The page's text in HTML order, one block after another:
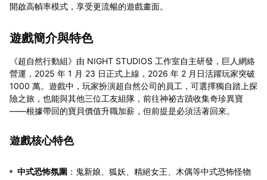
開啟高幀率模式，享受更流暢的遊戲畫面。
遊戲簡介與特色
《超自然行動組》由 NIGHT STUDIOS 工作室自主研發，巨人網絡
營運，2025 年 1 月 23 日正式上線，2026 年 2 月日活躍玩家突破
1000 萬。 遊戲中，玩家扮演超自然公司的員工，可選擇獨自踏上探
險之旅，也能與其他三位工友組隊，前往神祕古蹟收集奇珍異寶
——根據帶回的寶貝價值升職加薪，但前提是必須活著回來。
遊戲核心特色
中式恐怖氛圍：鬼新娘、狐妖、精絕女王、木偶等中式恐怖怪物